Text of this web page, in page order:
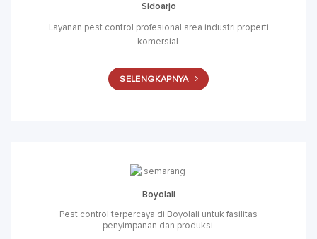
Sidoarjo
Layanan pest control profesional area industri properti
komersial.
SELENGKAPNYA
Boyolali
Pest control terpercaya di Boyolali untuk fasilitas
penyimpanan dan produksi.